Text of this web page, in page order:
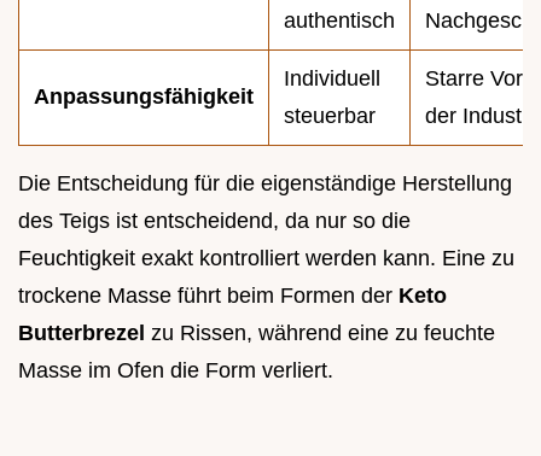
authentisch
Anpassungsfähigkeit
Individuell
steuerbar
Starre
der
Die Entscheidung für die eigenständige Herstellung
des Teigs ist entscheidend, da nur so die
Feuchtigkeit exakt kontrolliert werden kann. Eine zu
trockene Masse führt beim Formen der Keto
Butterbrezel zu Rissen, während eine zu feuchte
Masse im Ofen die Form verliert.